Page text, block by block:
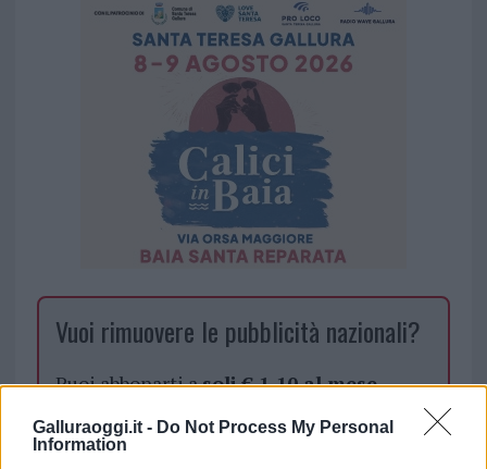
Galluraoggi.it - Do Not Process My Personal
Information
Vuoi rimuovere le pubblicità nazionali?
Puoi abbonarti asoli € 1,10 al mese